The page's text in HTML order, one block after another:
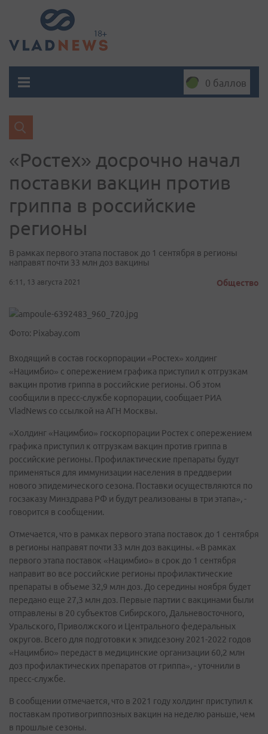
0 баллов
«Ростех» досрочно начал
поставки вакцин против
гриппа в российские
регионы
В рамках первого этапа поставок до 1 сентября в регионы
направят почти 33 млн доз вакцины
6:11, 13 августа 2021 Общество
Фото: Pixabay.com
Входящий в состав госкорпорации «Ростех» холдинг
«Нацимбио» с опережением графика приступил к отгрузкам
вакцин против гриппа в российские регионы. Об этом
сообщили в пресс-службе корпорации, сообщает РИА
VladNews со ссылкой на АГН Москвы.
«Холдинг «Нацимбио» госкорпорации Ростех с опережением
графика приступил к отгрузкам вакцин против гриппа в
российские регионы. Профилактические препараты будут
применяться для иммунизации населения в преддверии
нового эпидемического сезона. Поставки осуществляются по
госзаказу Минздрава РФ и будут реализованы в три этапа», -
говорится в сообщении.
Отмечается, что в рамках первого этапа поставок до 1 сентября
в регионы направят почти 33 млн доз вакцины. «В рамках
первого этапа поставок «Нацимбио» в срок до 1 сентября
направит во все российские регионы профилактические
препараты в объеме 32,9 млн доз. До середины ноября будет
передано еще 27,3 млн доз. Первые партии с вакцинами были
отправлены в 20 субъектов Сибирского, Дальневосточного,
Уральского, Приволжского и Центрального федеральных
округов. Всего для подготовки к эпидсезону 2021-2022 годов
«Нацимбио» передаст в медицинские организации 60,2 млн
доз профилактических препаратов от гриппа», - уточнили в
пресс-службе.
В сообщении отмечается, что в 2021 году холдинг приступил к
поставкам противогриппозных вакцин на неделю раньше, чем
в прошлые сезоны.